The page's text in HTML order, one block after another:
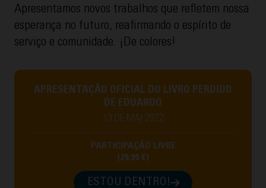
Apresentamos novos trabalhos que refletem nossa
esperança no futuro, reafirmando o espírito de
serviço e comunidade. ¡De colores!
APRESENTAÇÃO OFICIAL DO LIVRO PERDIDO
DE EDUARDO
13 DE MAI 2022
PARTICIPAÇÃO LIVRE
(29,99 €)
ESTOU DENTRO!